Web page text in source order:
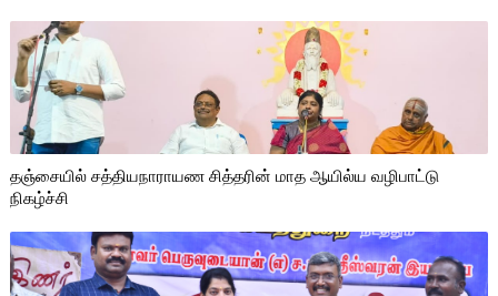
தஞ்சையில் சத்தியநாராயண சித்தரின் மாத ஆயில்ய வழிபாட்டு
நிகழ்ச்சி